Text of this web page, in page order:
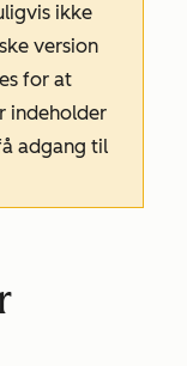
ikke
version
for at
indeholder
adgang til